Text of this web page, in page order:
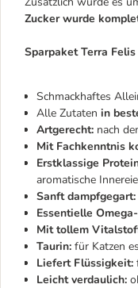
Zucker wurde
Sparpaket Terra
Schmackhaftes
Alle Zutaten in
Artgerecht: nach
Mit Fachkenntnis
Erstklassige
aromatische
Sanft dampfgegart:
Essentielle
Mit tollem
Taurin: für Katzen
Liefert Flüssigkeit:
Leicht verdaulich: